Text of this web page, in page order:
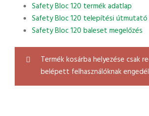
Safety Bloc 120 termék adatlap
Safety Bloc 120 telepítési útmutató
Safety Bloc 120 baleset megelőzés
Termék kosárba helyezése csak
belépett felhasználóknak